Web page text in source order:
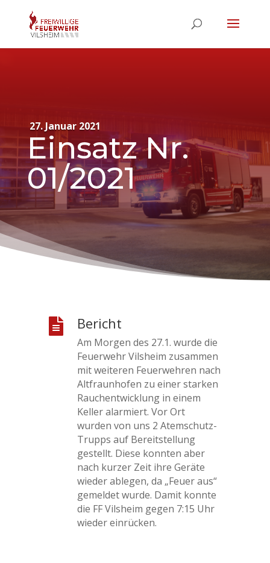
27. Januar 2021
Einsatz Nr.
01/2021
 Bericht
Am Morgen des 27.1. wurde die
Feuerwehr Vilsheim zusammen
mit weiteren Feuerwehren nach
Altfraunhofen zu einer starken
Rauchentwicklung in einem
Keller alarmiert. Vor Ort
wurden von uns 2 Atemschutz-
Trupps auf Bereitstellung
gestellt. Diese konnten aber
nach kurzer Zeit ihre Geräte
wieder ablegen, da „Feuer aus“
gemeldet wurde. Damit konnte
die FF Vilsheim gegen 7:15 Uhr
wieder einrücken.